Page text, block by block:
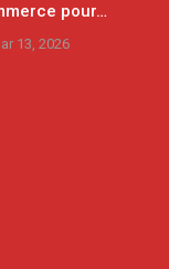
pour…
13, 2026